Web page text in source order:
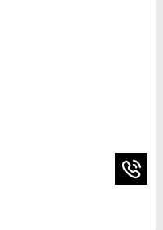
为您提供一些有关95新的
播威手表回收价的指南，帮
助您了解它们的市场价值以